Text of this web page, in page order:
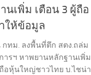
นเพิ่ม เตือน 3 ผู้ถือ
ให้ข้อมูล
กทม. ลงพื้นที่ตึก สตง.ถล่ม
รฯ หาพยานหลักฐานเพิ่ม
อหุ้นใหญ่ชาวไทย บ.ไชน่า